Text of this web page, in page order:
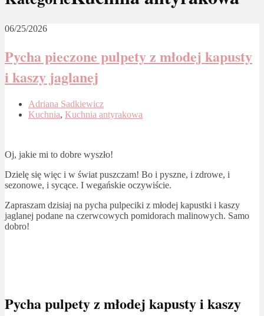
06/25/2026
Pycha pieczone pulpety z młodej kapusty
i kaszy jaglanej
Adriana Sadkiewicz
Kuchnia, Kuchnia antyrakowa
Oj, jakie mi to dobre wyszło!
Dzielę się więc i w świat puszczam! Bo i pyszne, i zdrowe, i
sezonowe, i sycące. I wegańskie oczywiście.
Zapraszam dzisiaj na pycha pulpeciki z młodej kapustki i kaszy
jaglanej podane na czerwcowych pomidorach malinowych. Samo
dobro!
Pycha pulpety z młodej kapusty i kaszy